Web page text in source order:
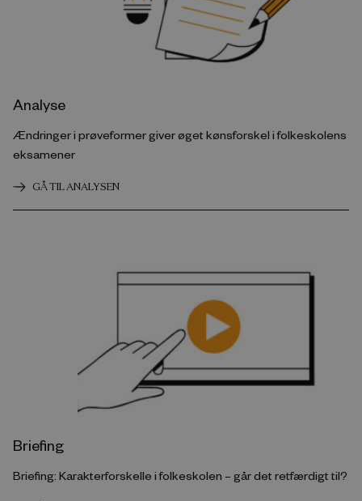
Analyse
Ændringer i prøveformer giver øget kønsforskel i folkeskolens
eksamener
GÅ TIL ANALYSEN
Briefing
Briefing: Karakterforskelle i folkeskolen – går det retfærdigt til?